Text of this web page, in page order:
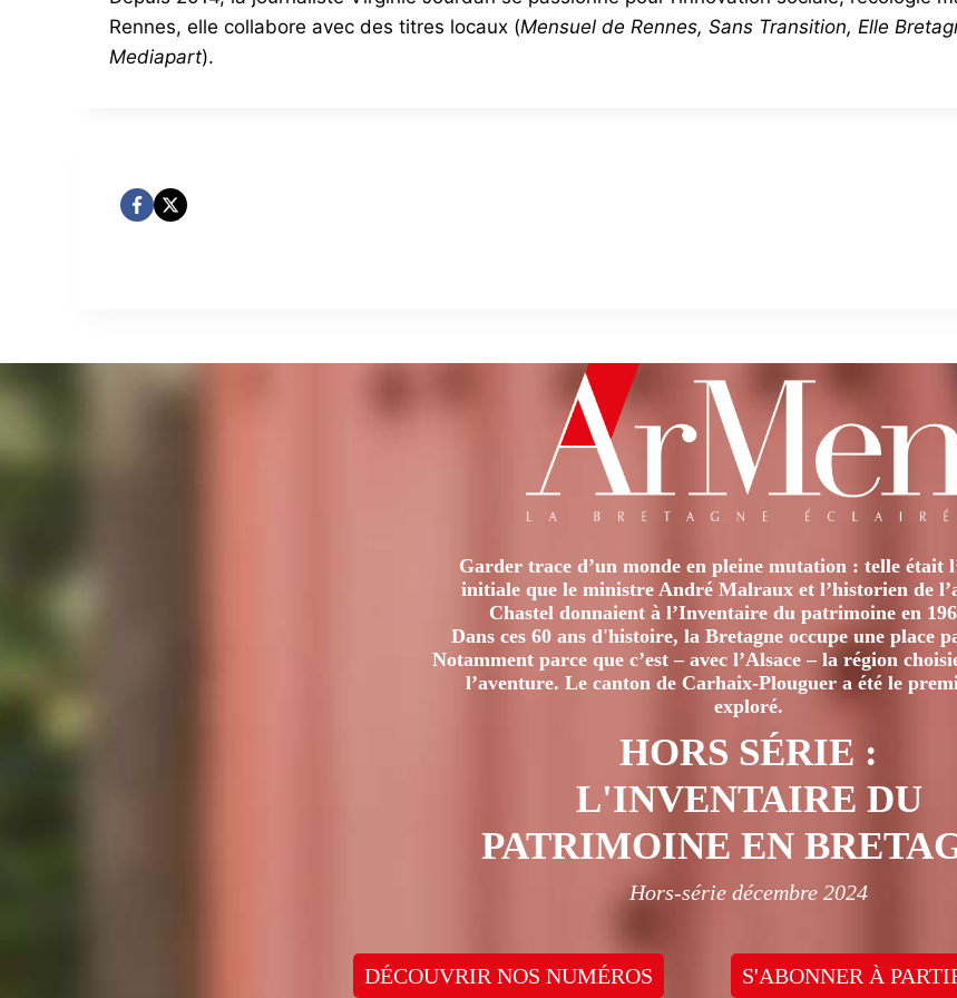
Rennes, elle collabore avec des titres locaux (Mensuel de Rennes, Sans Transition, Elle
Mediapart).
Garder trace d’un monde en pleine mutation : telle était
initiale que le ministre André Malraux et l’historien de
Chastel donnaient à l’Inventaire du patrimoine en
Dans ces 60 ans d'histoire, la Bretagne occupe une place
Notamment parce que c’est – avec l’Alsace – la région
l’aventure. Le canton de Carhaix-Plouguer a été le
exploré.
HORS SÉRIE :
L'INVENTAIRE DU
PATRIMOINE EN
Hors-série décembre 2024
DÉCOUVRIR NOS NUMÉROS S'ABONNER À